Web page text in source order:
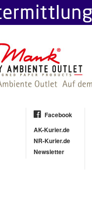
Facebook
AK-Kurier.de
NR-Kurier.de
Newsletter